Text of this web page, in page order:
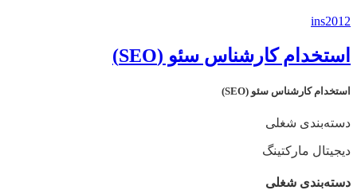
ins2012
استخدام کارشناس سئو (SEO)
استخدام کارشناس سئو (SEO)
دسته‌بندی شغلی
دیجیتال مارکتینگ
دسته‌بندی شغلی